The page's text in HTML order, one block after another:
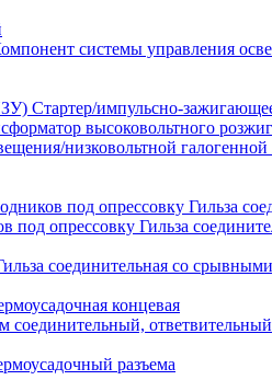
системы управления
Стартер/импульсно-
высоковольтного
Гильза
Гильза
соединительная со
концевая
соединительный, ответвительный
разъема